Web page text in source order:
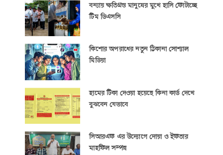
বন্যায় ক্ষতিগ্রস্ত মানুষের মুখে হাসি ফোটাচ্ছে
টিম ডিএসসি
কিশোর অপরাধের নতুন ঠিকানা সোশ্যাল
মিডিয়া
হামের টিকা দেওয়া হয়েছে কিনা কার্ড দেখে
বুঝবেন যেভাবে
সিআরএফ এর উদ্যোগে দোয়া ও ইফতার
মাহফিল সম্পন্ন